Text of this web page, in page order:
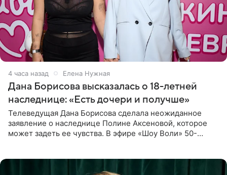
4 часа назад Елена Нужная
Дана Борисова высказалась о 18-летней
наследнице: «Есть дочери и получше»
Телеведущая Дана Борисова сделала неожиданное
заявление о наследнице Полине Аксеновой, которое
может задеть ее чувства. В эфире «Шоу Воли» 50-